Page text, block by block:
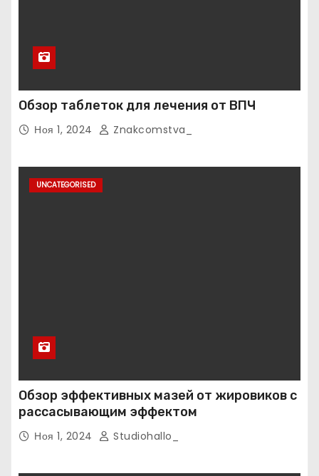
Обзор таблеток для лечения от ВПЧ
Ноя 1, 2024 Znakcomstva_
UNCATEGORISED
Обзор эффективных мазей от жировиков с
рассасывающим эффектом
Ноя 1, 2024 Studiohallo_